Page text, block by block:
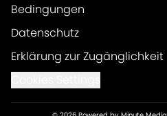
Bedingungen
Datenschutz
Erklärung zur Zugänglichkeit